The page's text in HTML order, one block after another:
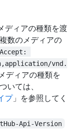
ディアの種類を渡
数のメディアの
Accept:
vnd.
ディアの種類を
いては、
プ」を参照してく
Api-Version